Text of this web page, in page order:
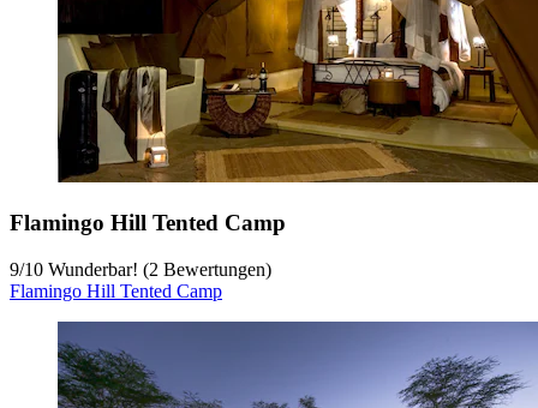
Flamingo Hill Tented Camp
9/10 Wunderbar! (2 Bewertungen)
Flamingo Hill Tented Camp